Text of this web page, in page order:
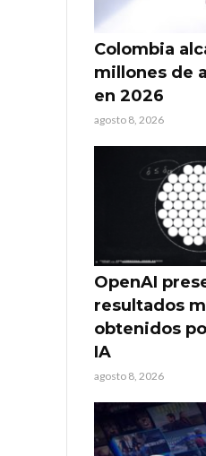
Colombia
millones de
en 2026
agosto 8, 2026
OpenAI
resultados
obtenidos
IA
agosto 8, 2026